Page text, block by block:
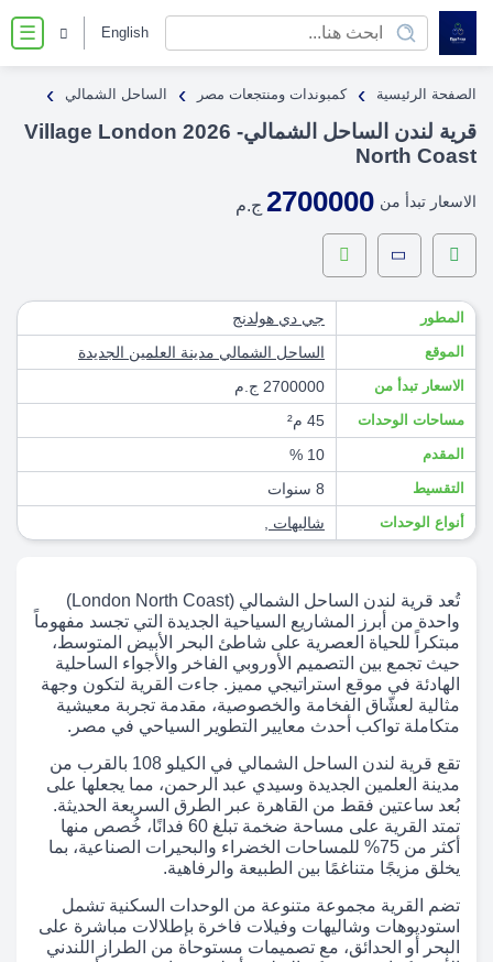
☰ English
الصفحة الرئيسية › كمبوندات ومنتجعات مصر › الساحل الشمالي ›
قرية لندن الساحل الشمالي- 2026 Village London
North Coast
الاسعار تبدأ من 2700000 ج.م
المطور جي دي هولدنج
الموقع الساحل الشمالي مدينة العلمين الجديدة
الاسعار تبدأ من 2700000 ج.م
مساحات الوحدات 45 م²
المقدم 10 %
التقسيط 8 سنوات
أنواع الوحدات شاليهات
تُعد قرية لندن الساحل الشمالي (London North Coast)
واحدة من أبرز المشاريع السياحية الجديدة التي تجسد مفهوماً
مبتكراً للحياة العصرية على شاطئ البحر الأبيض المتوسط،
حيث تجمع بين التصميم الأوروبي الفاخر والأجواء الساحلية
الهادئة في موقع استراتيجي مميز. جاءت القرية لتكون وجهة
مثالية لعشّاق الفخامة والخصوصية، مقدمة تجربة معيشية
متكاملة تواكب أحدث معايير التطوير السياحي في مصر.
تقع قرية لندن الساحل الشمالي في الكيلو 108 بالقرب من
مدينة العلمين الجديدة وسيدي عبد الرحمن، مما يجعلها على
بُعد ساعتين فقط من القاهرة عبر الطرق السريعة الحديثة.
تمتد القرية على مساحة ضخمة تبلغ 60 فدانًا، خُصص منها
أكثر من 75% للمساحات الخضراء والبحيرات الصناعية، بما
يخلق مزيجًا متناغمًا بين الطبيعة والرفاهية.
تضم القرية مجموعة متنوعة من الوحدات السكنية تشمل
استوديوهات وشاليهات وفيلات فاخرة بإطلالات مباشرة على
البحر أو الحدائق، مع تصميمات مستوحاة من الطراز اللندني